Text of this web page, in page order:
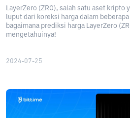
LayerZero (ZRO), salah satu aset kripto
luput dari koreksi harga dalam
bagaimana prediksi harga LayerZero
mengetahuinya!
2024-07-25